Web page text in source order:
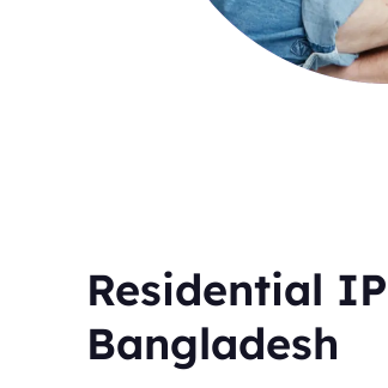
Residential
Bangladesh